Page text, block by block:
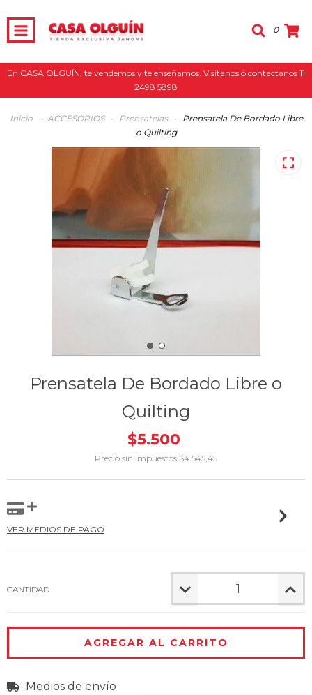
0
En CASA OLGUÍN, te vendemos y te enseñamos. Visitanos ó contactanos 11
2498 5898
Inicio - ACCESORIOS - Prensatelas -
Prensatela De Bordado Libre
o Quilting
Prensatela De Bordado Libre o
Quilting
$5.500
Precio sin impuestos $4.545,45
VER MEDIOS DE PAGO
CANTIDAD
Entregas para el CP:
Medios de envío